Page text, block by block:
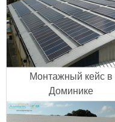
Монтажный кейс в
Доминике